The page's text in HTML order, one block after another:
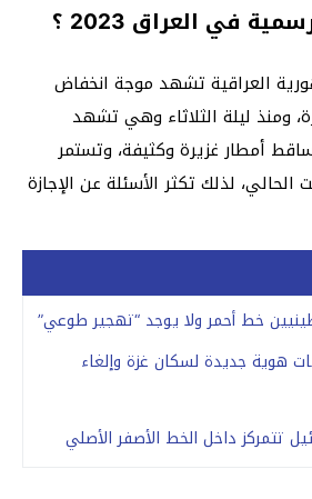
في العراق 2023 ؟
العراقية تشهد موجة انخفاض
ومنذ ليلة الثلاثاء وهي تشهد
أمطار غزيرة وكثيفة، وتستمر
لذلك تكثر الأسئلة عن الإجازة
خط أحمر ولا يوجد “تهجير طوعي”
هوية جديدة لسكان غزة وإلغاء